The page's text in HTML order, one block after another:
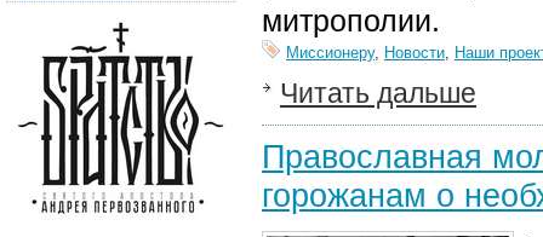
митрополии.
Миссионеру, Новости, Наши
Читать дальше
Православная
горожанам о